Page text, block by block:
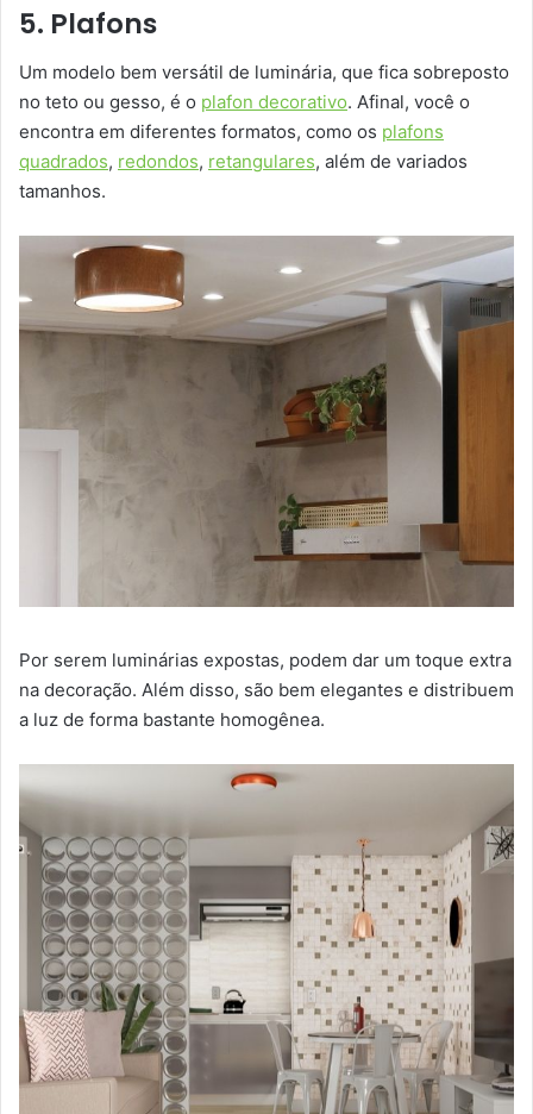
5. Plafons
Um modelo bem versátil de luminária, que fica sobreposto
no teto ou gesso, é o plafon decorativo. Afinal, você o
encontra em diferentes formatos, como os plafons
quadrados, redondos, retangulares, além de variados
tamanhos.
Por serem luminárias expostas, podem dar um toque extra
na decoração. Além disso, são bem elegantes e distribuem
a luz de forma bastante homogênea.